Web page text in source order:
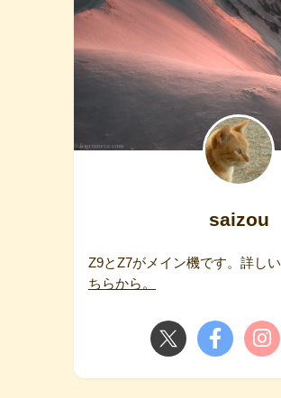
saizou
Z9とZ7がメイン機です。詳しい
ちらから。